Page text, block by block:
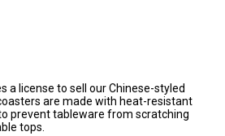
a license to sell our Chinese-styled
are made with heat-resistant
prevent tableware from scratching
tops.